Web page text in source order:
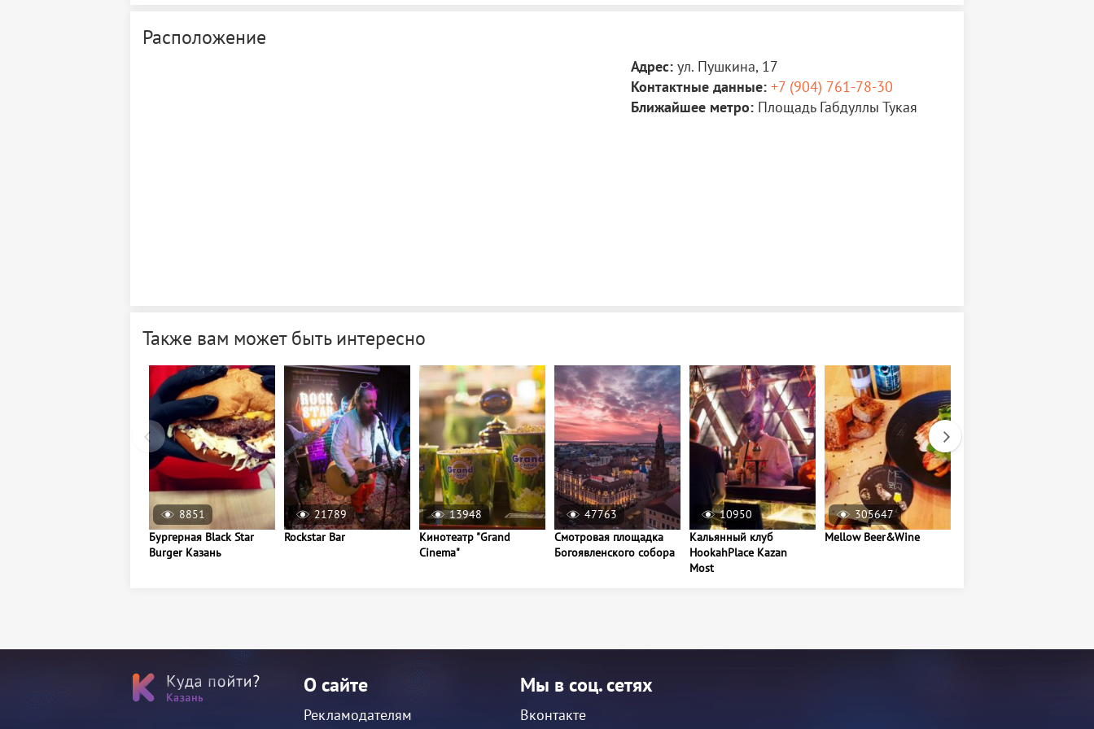
Расположение
Адрес: ул. Пушкина, 17
Контактные данные: +7 (904) 761-78-30
Ближайшее метро: Площадь Габдуллы Тукая
Также вам может быть интересно
8851
Бургерная Black Star
Burger Казань
21789
Rockstar Bar
13948
Кинотеатр "Grand
Cinema"
47763
Смотровая площадка
Богоявленского собора
10950
Кальянный клуб
HookahPlace Kazan
Most
305647
Mellow Beer&Wine
О сайте
Рекламодателям
Мы в соц. сетях
Вконтакте